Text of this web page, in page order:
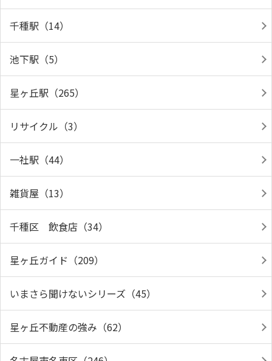
千種駅（14）
池下駅（5）
星ヶ丘駅（265）
リサイクル（3）
一社駅（44）
雑貨屋（13）
千種区 飲食店（34）
星ヶ丘ガイド（209）
いまさら聞けないシリーズ（45）
星ヶ丘不動産の強み（62）